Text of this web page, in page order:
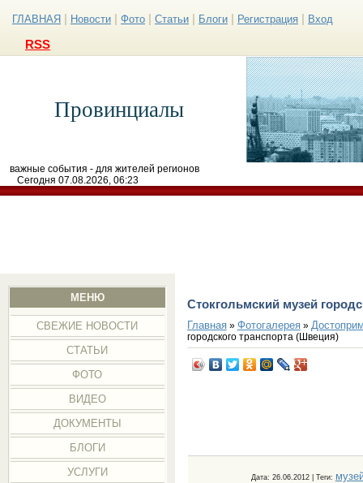
ГЛАВНАЯ Новости Фото Статьи Блоги Регистрация Вход
RSS
Провинциалы
важные события - для жителей регионов
Сегодня 07.08.2026, 06:23
МЕНЮ
СВЕЖИЕ НОВОСТИ
СТАТЬИ
ФОТО
ВИДЕО
ДОКУМЕНТЫ
БЛОГИ
УСЛУГИ
Стокгольмский музей
Главная» Фотогалерея»
городского транспорта (Швеция)
Дата: 26.06.2012 | Теги: